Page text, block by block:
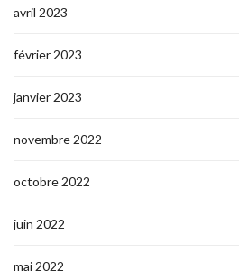
avril 2023
février 2023
janvier 2023
novembre 2022
octobre 2022
juin 2022
mai 2022